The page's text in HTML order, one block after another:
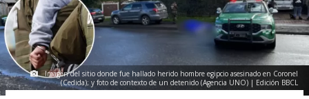
Imagen del sitio donde fue hallado herido hombre egipcio asesinado en Coronel
(Cedida); y foto de contexto de un detenido (Agencia UNO) | Edición BBCL